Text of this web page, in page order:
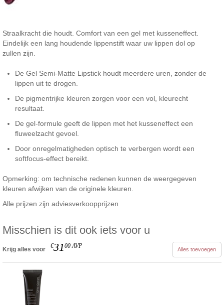
Straalkracht die houdt. Comfort van een gel met kusseneffect.
Eindelijk een lang houdende lippenstift waar uw lippen dol op
zullen zijn.
De Gel Semi-Matte Lipstick houdt meerdere uren, zonder de
lippen uit te drogen.
De pigmentrijke kleuren zorgen voor een vol, kleurecht
resultaat.
De gel-formule geeft de lippen met het kusseneffect een
fluweelzacht gevoel.
Door onregelmatigheden optisch te verbergen wordt een
softfocus-effect bereikt.
Opmerking: om technische redenen kunnen de weergegeven
kleuren afwijken van de originele kleuren.
Alle prijzen zijn adviesverkoopprijzen
Misschien is dit ook iets voor u
Krijg alles voor €31 00 AVP Alles toevoegen